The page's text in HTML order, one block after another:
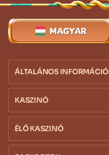
MAGYAR
ÁLTALÁNOS
KASZINÓ
ÉLŐ KASZINÓ